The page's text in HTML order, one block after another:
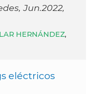
Jun.2022,
HERNÁNDEZ,
eléctricos